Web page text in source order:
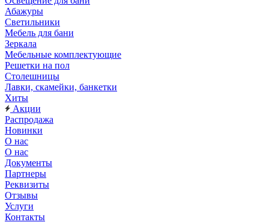
Абажуры
Светильники
Мебель для бани
Зеркала
Мебельные комплектующие
Решетки на пол
Столешницы
Лавки, скамейки, банкетки
Хиты
Акции
Распродажа
Новинки
О нас
О нас
Документы
Партнеры
Реквизиты
Отзывы
Услуги
Контакты